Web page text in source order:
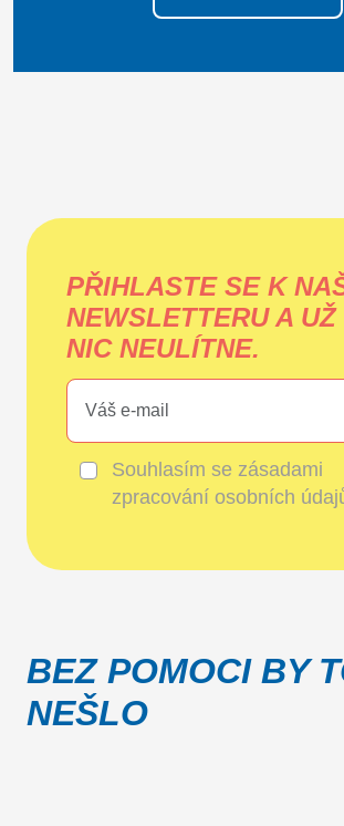
PŘIHLASTE SE K
NEWSLETTERU A UŽ
NIC NEULÍTNE.
Souhlasím se zásadami
zpracování osobních
BEZ POMOCI BY
NEŠLO